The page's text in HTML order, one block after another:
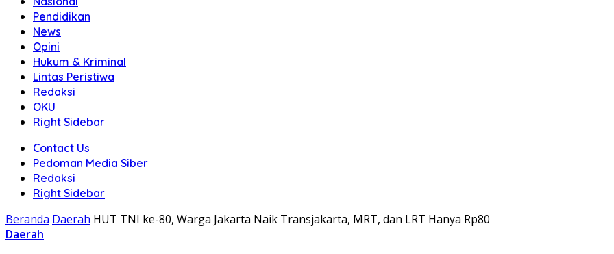
Pendidikan
News
Opini
Hukum & Kriminal
Lintas Peristiwa
Redaksi
OKU
Right Sidebar
Contact Us
Pedoman Media Siber
Redaksi
Right Sidebar
Beranda Daerah HUT TNI ke-80, Warga Jakarta Naik Transjakarta, MRT, dan LRT Hanya Rp80
Daerah